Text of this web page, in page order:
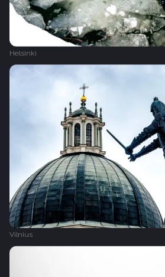
Helsinki
Vilnius